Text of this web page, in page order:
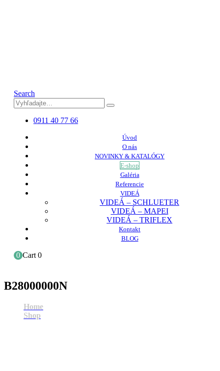
Search
0911 40 77 66
Úvod
O nás
NOVINKY & KATALÓGY
E-shop
Galéria
Referencie
VIDEÁ
VIDEÁ – SCHLUETER
VIDEÁ – MAPEI
VIDEÁ – TRIFLEX
Kontakt
BLOG
0 Cart 0
B28000000N
Home
Shop